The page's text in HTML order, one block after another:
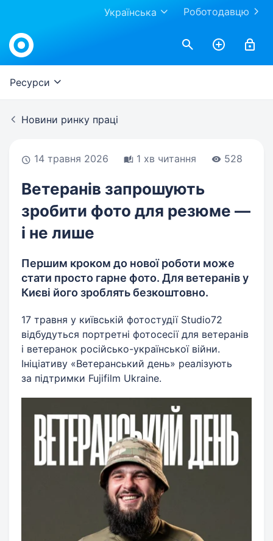
Роботодавцю
Українська
Work.ua
Ресурси
Новини ринку праці
14 травня 2026 1 хв читання 528
Ветеранів запрошують
зробити фото для резюме —
і не лише
Першим кроком до нової роботи може
стати просто гарне фото. Для ветеранів у
Києві його зроблять безкоштовно.
17 травня у київській фотостудії Studio72
відбудуться портретні фотосесії для ветеранів
і ветеранок російсько-української війни.
Ініціативу «Ветеранський день» реалізують
за підтримки Fujifilm Ukraine.